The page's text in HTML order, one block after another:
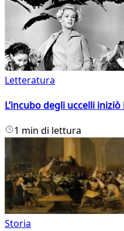
Letteratura
L’incubo degli uccelli
1 min di lettura
Storia